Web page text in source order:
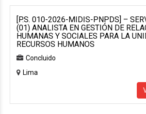
[P.S. 010-2026-MIDIS-PNPDS] –
(01) ANALISTA EN GESTIÓN DE
HUMANAS Y SOCIALES PARA LA
RECURSOS HUMANOS
Concluido
Lima